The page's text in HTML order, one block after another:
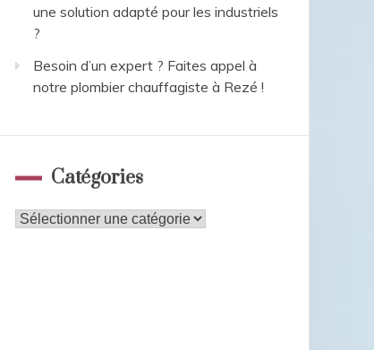
une solution adapté pour les industriels
?
Besoin d’un expert ? Faites appel à
notre plombier chauffagiste à Rezé !
Catégories
Catégories